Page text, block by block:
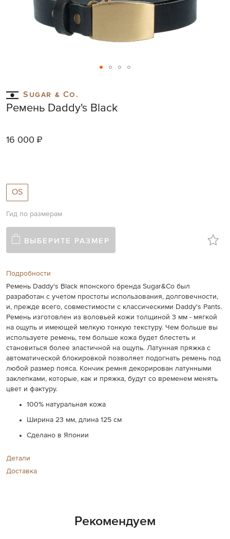
to
the
beginning
images
Sugar & Co.
Ремень Daddy's Black
16 000 ₽
OS
Гид по размерам
ВЫБЕРИТЕ РАЗМЕР
Подробности
Ремень Daddy's Black японского бренда Sugar&Co был
разработан с учетом простоты использования, долговечности,
и, прежде всего, совместимости с классическими Daddy's Pants.
Ремень изготовлен из воловьей кожи толщиной 3 мм - мягкой
на ощупь и имеющей мелкую тонкую текстуру. Чем больше вы
используете ремень, тем больше кожа будет блестеть и
становиться более эластичной на ощупь. Латунная пряжка с
автоматической блокировкой позволяет подогнать ремень под
любой размер пояса. Кончик ремня декорирован латунными
заклепками, которые, как и пряжка, будут со временем менять
цвет и фактуру.
100% натуральная кожа
Ширина 23 мм, длина 125 см
Сделано в Японии
Детали
Доставка
Рекомендуем